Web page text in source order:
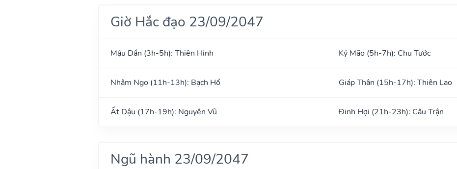
Giờ Hắc đạo 23/09/2047
Mậu Dần (3h-5h): Thiên Hình Kỷ Mão (5h-7h): Chu Tước
Nhâm Ngọ (11h-13h): Bạch Hổ Giáp Thân (15h-17h): Thiên Lao
Ất Dậu (17h-19h): Nguyên Vũ Đinh Hợi (21h-23h): Câu Trận
Ngũ hành 23/09/2047